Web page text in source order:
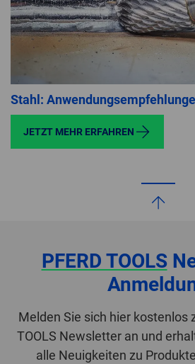
Stahl:
JETZT MEHR ERFAHREN
PFERD TOOLS
Melden Sie sich hier kostenlos
TOOLS Newsletter an und
alle Neuigkeiten zu